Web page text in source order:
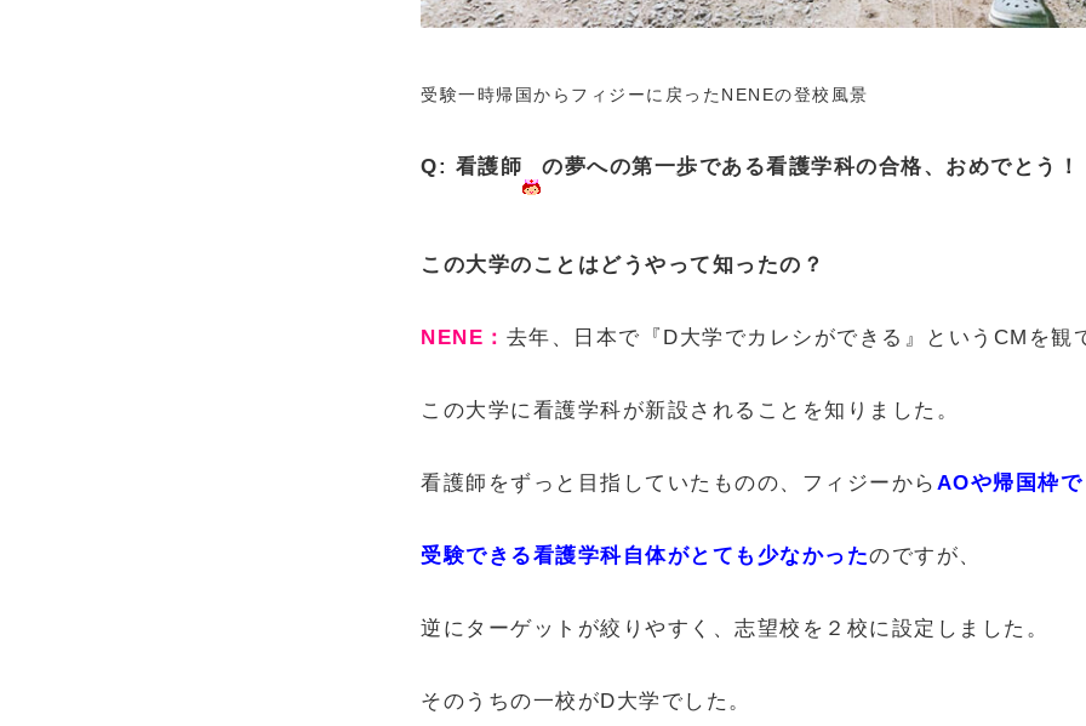
受験一時帰国からフィジーに戻ったNENEの登校風景
Q: 看護師 の夢への第一歩である看護学科の合格、おめでとう！
この大学のことはどうやって知ったの？
NENE： 去年、日本で『D大学でカレシができる』というCMを観
この大学に看護学科が新設されることを知りました。
看護師をずっと目指していたものの、フィジーから AOや帰国枠で
受験できる看護学科自体がとても少なかったのですが、
逆にターゲットが絞りやすく、志望校を２校に設定しました。
そのうちの一校がD大学でした。